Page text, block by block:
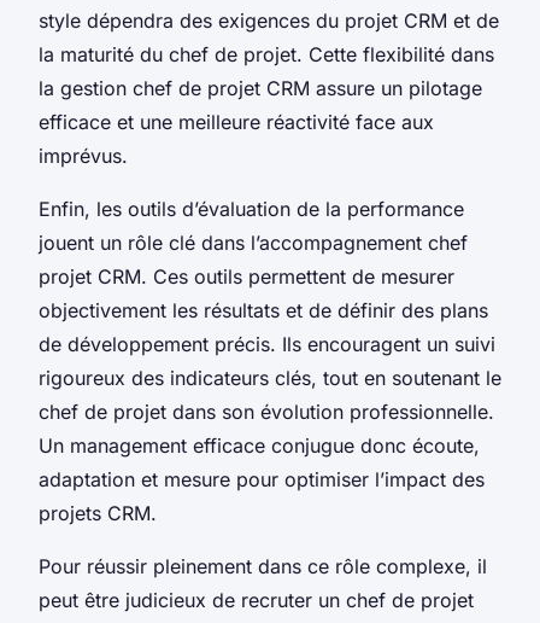
style dépendra des exigences du projet CRM et de
la maturité du chef de projet. Cette flexibilité dans
la gestion chef de projet CRM assure un pilotage
efficace et une meilleure réactivité face aux
imprévus.
Enfin, les outils d’évaluation de la performance
jouent un rôle clé dans l’accompagnement chef
projet CRM. Ces outils permettent de mesurer
objectivement les résultats et de définir des plans
de développement précis. Ils encouragent un suivi
rigoureux des indicateurs clés, tout en soutenant le
chef de projet dans son évolution professionnelle.
Un management efficace conjugue donc écoute,
adaptation et mesure pour optimiser l’impact des
projets CRM.
Pour réussir pleinement dans ce rôle complexe, il
peut être judicieux de recruter un chef de projet